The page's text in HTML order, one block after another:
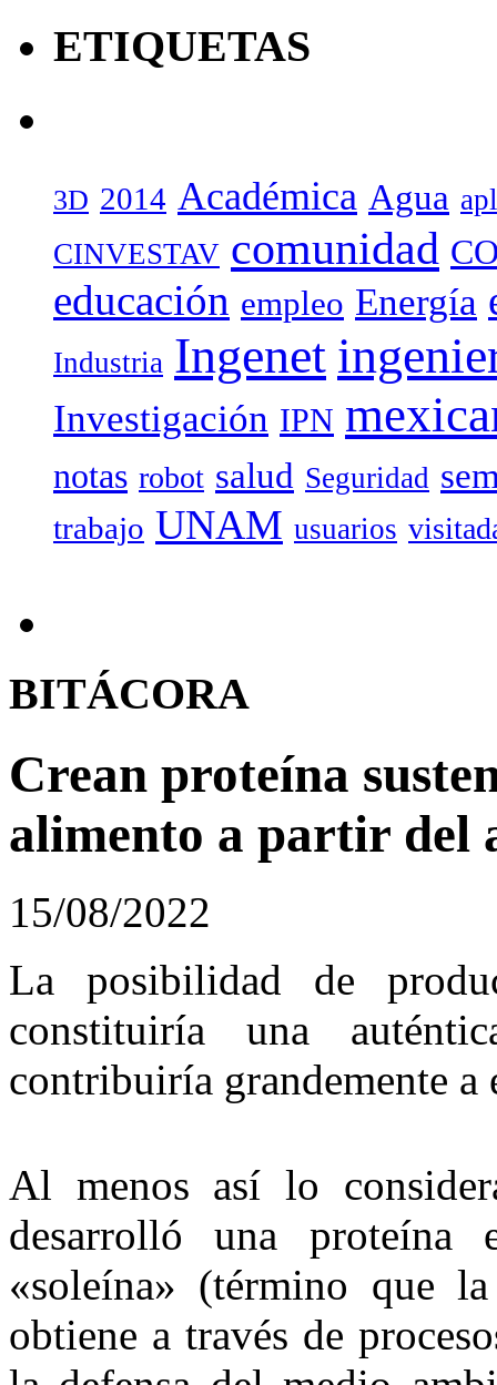
ETIQUETAS
3D 2014 Académica Agua
CINVESTAV comunidad
educación empleo Energía
Industria Ingenet
Investigación IPN
notas robot salud Seguridad
trabajo UNAM usuarios
BITÁCORA
Crean proteína
alimento a partir del
15/08/2022
La posibilidad de
constituiría una
contribuiría grandemente
Al menos así lo
desarrolló una proteína
«soleína» (término que
obtiene a través de